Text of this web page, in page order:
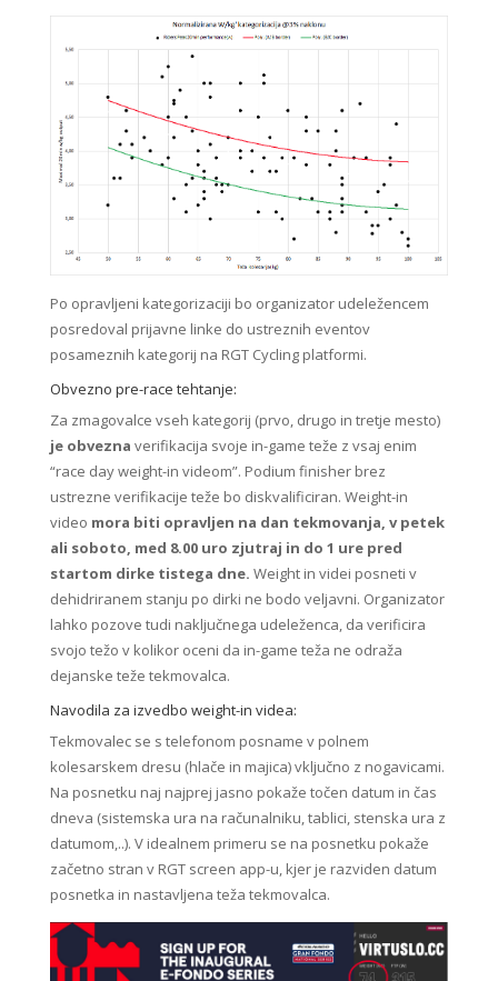
Po opravljeni kategorizaciji bo organizator udeležencem
posredoval prijavne linke do ustreznih eventov
posameznih kategorij na RGT Cycling platformi.
Obvezno pre-race tehtanje:
Za zmagovalce vseh kategorij (prvo, drugo in tretje mesto)
je obvezna verifikacija svoje in-game teže z vsaj enim
“race day weight-in videom”. Podium finisher brez
ustrezne verifikacije teže bo diskvalificiran. Weight-in
video mora biti opravljen na dan tekmovanja, v petek
ali soboto, med 8.00 uro zjutraj in do 1 ure pred
startom dirke tistega dne. Weight in videi posneti v
dehidriranem stanju po dirki ne bodo veljavni. Organizator
lahko pozove tudi naključnega udeleženca, da verificira
svojo težo v kolikor oceni da in-game teža ne odraža
dejanske teže tekmovalca.
Navodila za izvedbo weight-in videa:
Tekmovalec se s telefonom posname v polnem
kolesarskem dresu (hlače in majica) vključno z nogavicami.
Na posnetku naj najprej jasno pokaže točen datum in čas
dneva (sistemska ura na računalniku, tablici, stenska ura z
datumom,..). V idealnem primeru se na posnetku pokaže
začetno stran v RGT screen app-u, kjer je razviden datum
posnetka in nastavljena teža tekmovalca.